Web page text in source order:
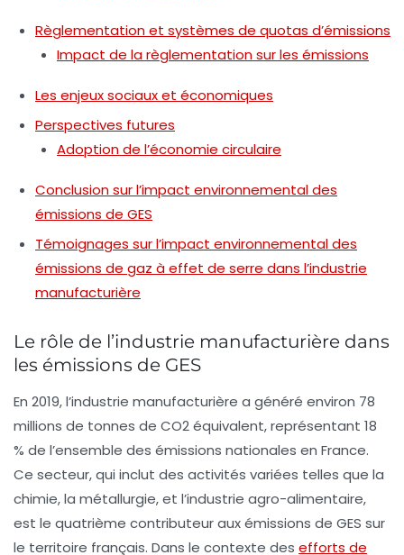
Règlementation et systèmes de quotas d’émissions
Impact de la règlementation sur les émissions
Les enjeux sociaux et économiques
Perspectives futures
Adoption de l’économie circulaire
Conclusion sur l’impact environnemental des
émissions de GES
Témoignages sur l’impact environnemental des
émissions de gaz à effet de serre dans l’industrie
manufacturière
Le rôle de l’industrie manufacturière dans
les émissions de GES
En 2019, l’industrie manufacturière a généré environ 78
millions de tonnes de CO2 équivalent, représentant 18
% de l’ensemble des émissions nationales en France.
Ce secteur, qui inclut des activités variées telles que la
chimie, la métallurgie, et l’industrie agro-alimentaire,
est le quatrième contributeur aux émissions de GES sur
le territoire français. Dans le contexte des efforts de